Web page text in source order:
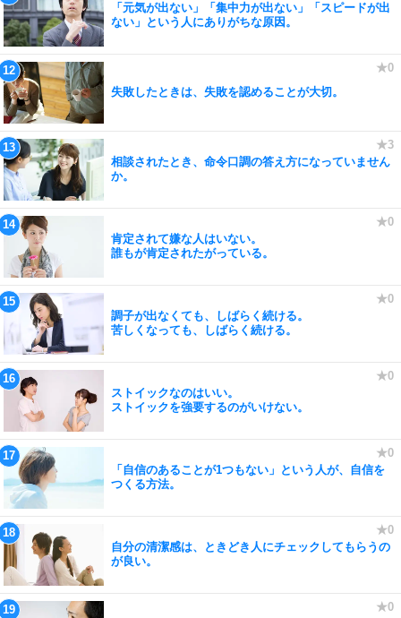
「元気が出ない」「集中力が出ない」「スピードが出
ない」という人にありがちな原因。
失敗したときは、失敗を認めることが大切。
相談されたとき、命令口調の答え方になっていません
か。
肯定されて嫌な人はいない。
誰もが肯定されたがっている。
調子が出なくても、しばらく続ける。
苦しくなっても、しばらく続ける。
ストイックなのはいい。
ストイックを強要するのがいけない。
「自信のあることが1つもない」という人が、自信を
つくる方法。
自分の清潔感は、ときどき人にチェックしてもらうの
が良い。